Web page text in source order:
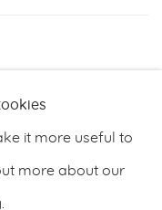
it more useful to
more about our